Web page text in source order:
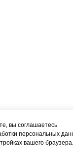
вы соглашаетесь
персональных
вашего браузера.